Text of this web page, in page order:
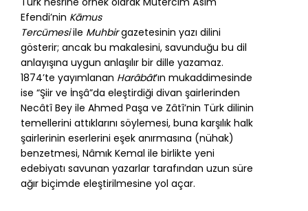
Efendi’nin Kāmus
Tercümesiile Muhbirgazetesinin yazı dilini
gösterir; ancak bu makalesini, savunduğu bu dil
anlayışına uygun anlaşılır bir dille yazamaz.
1874’te yayımlanan Harâbât’ın mukaddimesinde
ise “Şiir ve İnşâ”da eleştirdiği divan şairlerinden
Necâtî Bey ile Ahmed Paşa ve Zâtî’nin Türk dilinin
temellerini attıklarını söylemesi, buna karşılık halk
şairlerinin eserlerini eşek anırmasına (nühak)
benzetmesi, Nâmık Kemal ile birlikte yeni
edebiyatı savunan yazarlar tarafından uzun süre
ağır biçimde eleştirilmesine yol açar.